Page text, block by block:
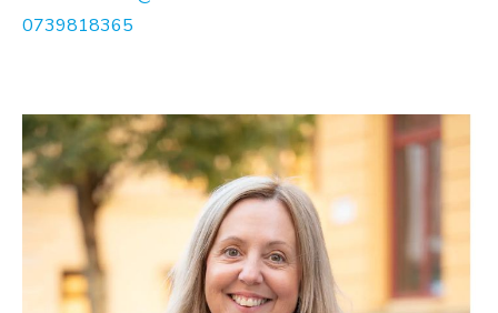
0739818365